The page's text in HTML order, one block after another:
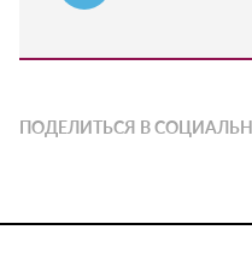
ПОДЕЛИТЬСЯ В